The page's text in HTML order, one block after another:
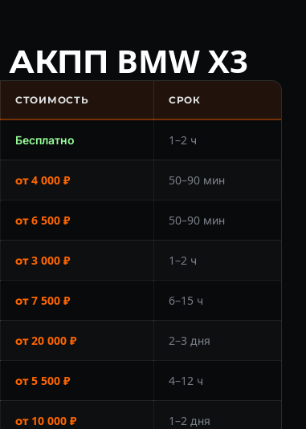
BMW X3
СТОИМОСТЬ СРОК
Бесплатно 1–2 ч
от 4 000 ₽ 50–90 мин
от 6 500 ₽ 50–90 мин
от 3 000 ₽ 1–2 ч
от 7 500 ₽ 6–15 ч
от 20 000 ₽ 2–3 дня
от 5 500 ₽ 4–12 ч
от 10 000 ₽ 1–2 дня